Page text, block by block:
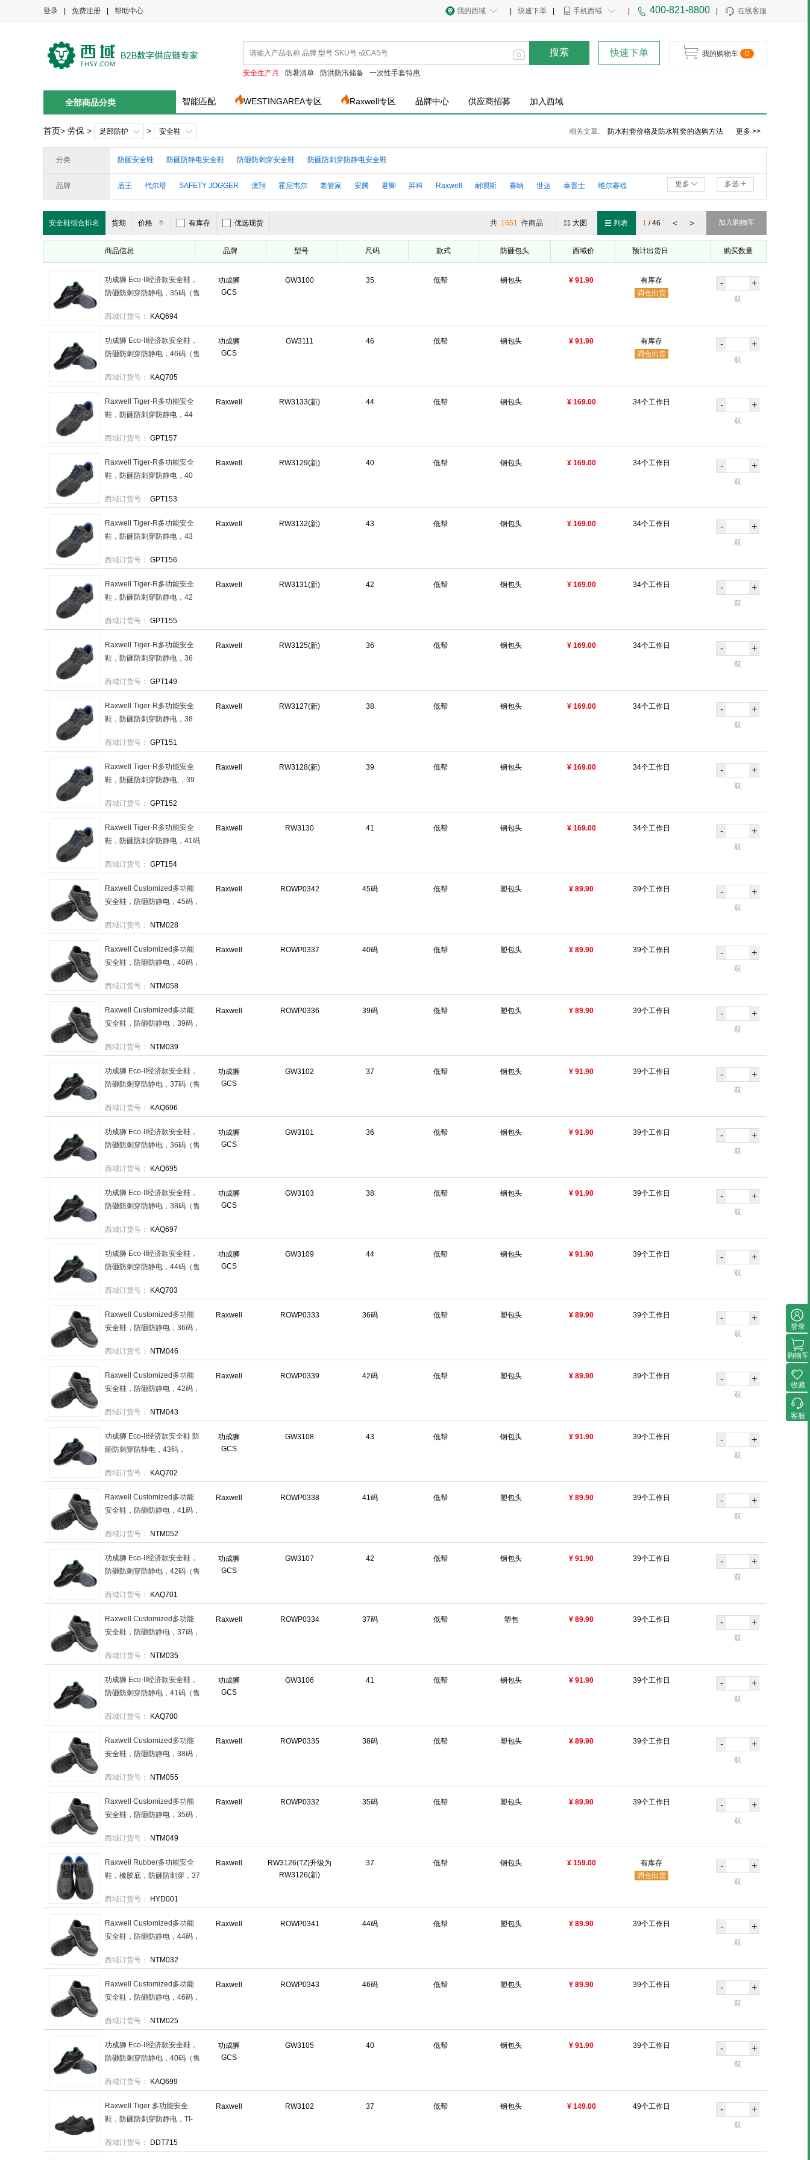
登录 免费注册 帮助中心 在线客服
400-821-8800
手机西域
快速下单
我的西域
搜索
安全生产月 防暑清单 防洪防汛储备 一次性手套特惠
快速下单 我的购物车 0
全部商品分类 智能匹配 WESTINGAREA专区 Raxwell专区 品牌中心 供应商招募 加入西域
首页> 劳保 > 足部防护 > 安全鞋 相关文章:
防水鞋套价格及防水鞋套的选购方法
更多 >>
分类 防砸安全鞋 防砸防静电安全鞋 防砸防刺穿安全鞋 防砸防刺穿防静电安全鞋
品牌 盾王 代尔塔 SAFETY JOGGER 澳翔 霍尼韦尔 老管家 安腾 君卿 羿科 Raxwell 耐呗斯 赛纳 世达 泰普士 维尔赛福
固邦特 添盾 韦路堡 星固 雨林军
多选
更多
安全鞋综合排名 货期 价格 有库存 优选现货 加入购物车
< >
1 / 46
大图 列表
共 1651 件商品
商品信息 品牌 型号 尺码 款式 防砸包头 西域价 预计出货日 购买数量
功成狮
GCS
GW3100 35 低帮 钢包头 ¥ 91.90
有库存
调仓出货
功成狮 Eco-II经济款安全鞋，
防砸防刺穿防静电，35码（售
格：1双
西域订货号： KAQ694
- +
双
功成狮
GCS
GW3111 46 低帮 钢包头 ¥ 91.90
有库存
调仓出货
功成狮 Eco-II经济款安全鞋，
防砸防刺穿防静电，46码（售
格：1双
西域订货号： KAQ705
- +
双
Raxwell RW3133(新) 44 低帮 钢包头 ¥ 169.00 34个工作日
Raxwell Tiger-R多功能安全
鞋，防砸防刺穿防静电，44
1双
西域订货号： GPT157
- +
双
Raxwell RW3129(新) 40 低帮 钢包头 ¥ 169.00 34个工作日
Raxwell Tiger-R多功能安全
鞋，防砸防刺穿防静电，40
1双
西域订货号： GPT153
- +
双
Raxwell RW3132(新) 43 低帮 钢包头 ¥ 169.00 34个工作日
Raxwell Tiger-R多功能安全
鞋，防砸防刺穿防静电，43
1双
西域订货号： GPT156
- +
双
Raxwell RW3131(新) 42 低帮 钢包头 ¥ 169.00 34个工作日
Raxwell Tiger-R多功能安全
鞋，防砸防刺穿防静电，42
1双
西域订货号： GPT155
- +
双
Raxwell RW3125(新) 36 低帮 钢包头 ¥ 169.00 34个工作日
Raxwell Tiger-R多功能安全
鞋，防砸防刺穿防静电，36
1双
西域订货号： GPT149
- +
双
Raxwell RW3127(新) 38 低帮 钢包头 ¥ 169.00 34个工作日
Raxwell Tiger-R多功能安全
鞋，防砸防刺穿防静电，38
1双
西域订货号： GPT151
- +
双
Raxwell RW3128(新) 39 低帮 钢包头 ¥ 169.00 34个工作日
Raxwell Tiger-R多功能安全
鞋，防砸防刺穿防静电,，39
1双
西域订货号： GPT152
- +
双
Raxwell RW3130 41 低帮 钢包头 ¥ 169.00 34个工作日
Raxwell Tiger-R多功能安全
鞋，防砸防刺穿防静电，41码
RW3130 售卖规格：1双
西域订货号： GPT154
- +
双
Raxwell ROWP0342 45码 低帮 塑包头 ¥ 89.90 39个工作日
Raxwell Customized多功能
安全鞋，防砸防静电，45码，
售卖规格：1双
西域订货号： NTM028
- +
双
Raxwell ROWP0337 40码 低帮 塑包头 ¥ 89.90 39个工作日
Raxwell Customized多功能
安全鞋，防砸防静电，40码，
售卖规格：1双
西域订货号： NTM058
- +
双
Raxwell ROWP0336 39码 低帮 塑包头 ¥ 89.90 39个工作日
Raxwell Customized多功能
安全鞋，防砸防静电，39码，
售卖规格：1双
西域订货号： NTM039
- +
双
功成狮
GCS
GW3102 37 低帮 钢包头 ¥ 91.90 39个工作日
功成狮 Eco-II经济款安全鞋，
防砸防刺穿防静电，37码（售
格：1双
西域订货号： KAQ696
- +
双
功成狮
GCS
GW3101 36 低帮 钢包头 ¥ 91.90 39个工作日
功成狮 Eco-II经济款安全鞋，
防砸防刺穿防静电，36码（售
格：1双
西域订货号： KAQ695
- +
双
功成狮
GCS
GW3103 38 低帮 钢包头 ¥ 91.90 39个工作日
功成狮 Eco-II经济款安全鞋，
防砸防刺穿防静电，38码（售
格：1双
西域订货号： KAQ697
- +
双
功成狮
GCS
GW3109 44 低帮 钢包头 ¥ 91.90 39个工作日
功成狮 Eco-II经济款安全鞋，
防砸防刺穿防静电，44码（售
格：1双
西域订货号： KAQ703
- +
双
Raxwell ROWP0333 36码 低帮 塑包头 ¥ 89.90 39个工作日
Raxwell Customized多功能
安全鞋，防砸防静电，36码，
售卖规格：1双
西域订货号： NTM046
- +
双
Raxwell ROWP0339 42码 低帮 塑包头 ¥ 89.90 39个工作日
Raxwell Customized多功能
安全鞋，防砸防静电，42码，
售卖规格：1双
西域订货号： NTM043
- +
双
功成狮
GCS
GW3108 43 低帮 钢包头 ¥ 91.90 39个工作日
功成狮 Eco-II经济款安全鞋 防
砸防刺穿防静电，43码，
西域订货号：
KAQ702
- +
双
Raxwell ROWP0338 41码 低帮 塑包头 ¥ 89.90 39个工作日
Raxwell Customized多功能
安全鞋，防砸防静电，41码，
售卖规格：1双
西域订货号： NTM052
- +
双
功成狮
GCS
GW3107 42 低帮 钢包头 ¥ 91.90 39个工作日
功成狮 Eco-II经济款安全鞋，
防砸防刺穿防静电，42码（售
格：1双
西域订货号： KAQ701
- +
双
Raxwell ROWP0334 37码 低帮 塑包 ¥ 89.90 39个工作日
Raxwell Customized多功能
安全鞋，防砸防静电，37码，
售卖规格：1双
西域订货号： NTM035
- +
双
功成狮
GCS
GW3106 41 低帮 钢包头 ¥ 91.90 39个工作日
功成狮 Eco-II经济款安全鞋，
防砸防刺穿防静电，41码（售
格：1双
西域订货号： KAQ700
- +
双
Raxwell ROWP0335 38码 低帮 塑包头 ¥ 89.90 39个工作日
Raxwell Customized多功能
安全鞋，防砸防静电，38码，
售卖规格：1双
西域订货号： NTM055
- +
双
Raxwell ROWP0332 35码 低帮 塑包头 ¥ 89.90 39个工作日
Raxwell Customized多功能
安全鞋，防砸防静电，35码，
售卖规格：1双
西域订货号： NTM049
- +
双
Raxwell
RW3126(TZ)升级为
RW3126(新)
37 低帮 钢包头 ¥ 159.00
有库存
调仓出货
Raxwell Rubber多功能安全
鞋，橡胶底，防砸防刺穿，37
RW3126(新) 尾货，售完即止
西域订货号： HYD001
- +
双
Raxwell ROWP0341 44码 低帮 塑包头 ¥ 89.90 39个工作日
Raxwell Customized多功能
安全鞋，防砸防静电，44码，
售卖规格：1双
西域订货号： NTM032
- +
双
Raxwell ROWP0343 46码 低帮 塑包头 ¥ 89.90 39个工作日
Raxwell Customized多功能
安全鞋，防砸防静电，46码，
售卖规格：1双
西域订货号： NTM025
- +
双
功成狮
GCS
GW3105 40 低帮 钢包头 ¥ 91.90 39个工作日
功成狮 Eco-II经济款安全鞋，
防砸防刺穿防静电，40码（售
格：1双
西域订货号： KAQ699
- +
双
Raxwell RW3102 37 低帮 钢包头 ¥ 149.00 49个工作日
Raxwell Tiger 多功能安全
鞋，防砸防刺穿防静电，TI-
西域订货号：
DDT715
- +
双
登录
购物车
收藏
客服